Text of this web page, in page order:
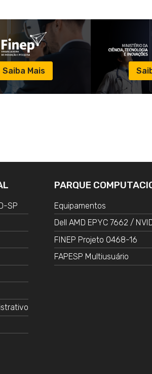
Saiba Mais
SP
PARQUE
Equipamentos
Dell AMD EPYC 7662 /
FINEP Projeto 0468-16
FAPESP Multiusuário